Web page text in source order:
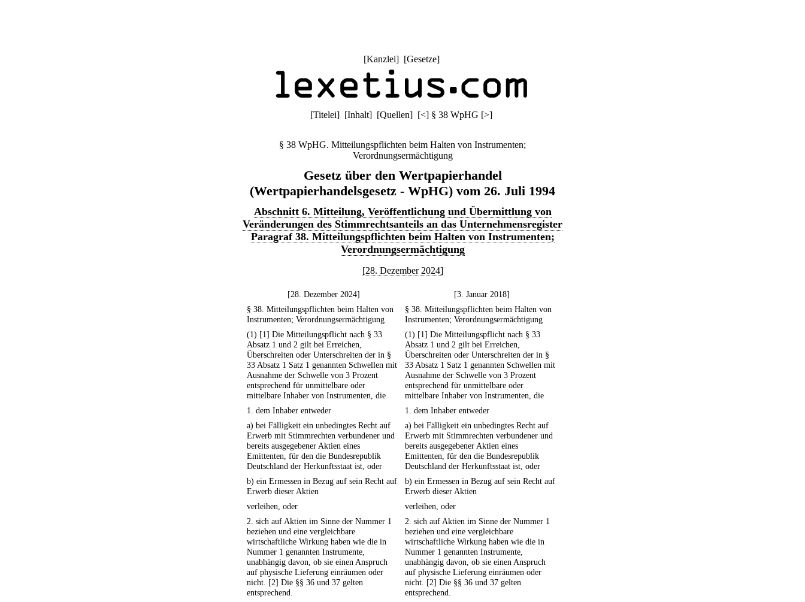
[Kanzlei] [Gesetze]
[Titelei] [Inhalt] [Quellen] [<] § 38 WpHG [>]
§ 38 WpHG. Mitteilungspflichten beim Halten von Instrumenten;
Verordnungsermächtigung
Gesetz über den Wertpapierhandel
(Wertpapierhandelsgesetz - WpHG) vom 26. Juli 1994
Abschnitt 6. Mitteilung, Veröffentlichung und Übermittlung von
Veränderungen des Stimmrechtsanteils an das Unternehmensregister
Paragraf 38. Mitteilungspflichten beim Halten von Instrumenten;
Verordnungsermächtigung
[28. Dezember 2024]
[28. Dezember 2024]
[3. Januar 2018]
§ 38. Mitteilungspflichten beim Halten von
Instrumenten; Verordnungsermächtigung
§ 38. Mitteilungspflichten beim Halten von
Instrumenten; Verordnungsermächtigung
(1) [1] Die Mitteilungspflicht nach § 33
Absatz 1 und 2 gilt bei Erreichen,
Überschreiten oder Unterschreiten der in §
33 Absatz 1 Satz 1 genannten Schwellen mit
Ausnahme der Schwelle von 3 Prozent
entsprechend für unmittelbare oder
mittelbare Inhaber von Instrumenten, die
(1) [1] Die Mitteilungspflicht nach § 33
Absatz 1 und 2 gilt bei Erreichen,
Überschreiten oder Unterschreiten der in §
33 Absatz 1 Satz 1 genannten Schwellen mit
Ausnahme der Schwelle von 3 Prozent
entsprechend für unmittelbare oder
mittelbare Inhaber von Instrumenten, die
1. dem Inhaber entweder
1. dem Inhaber entweder
a) bei Fälligkeit ein unbedingtes Recht auf
Erwerb mit Stimmrechten verbundener und
bereits ausgegebener Aktien eines
Emittenten, für den die Bundesrepublik
Deutschland der Herkunftsstaat ist, oder
a) bei Fälligkeit ein unbedingtes Recht auf
Erwerb mit Stimmrechten verbundener und
bereits ausgegebener Aktien eines
Emittenten, für den die Bundesrepublik
Deutschland der Herkunftsstaat ist, oder
b) ein Ermessen in Bezug auf sein Recht auf
Erwerb dieser Aktien
b) ein Ermessen in Bezug auf sein Recht auf
Erwerb dieser Aktien
verleihen, oder
verleihen, oder
2. sich auf Aktien im Sinne der Nummer 1
beziehen und eine vergleichbare
wirtschaftliche Wirkung haben wie die in
Nummer 1 genannten Instrumente,
unabhängig davon, ob sie einen Anspruch
auf physische Lieferung einräumen oder
nicht. [2] Die §§ 36 und 37 gelten
entsprechend.
2. sich auf Aktien im Sinne der Nummer 1
beziehen und eine vergleichbare
wirtschaftliche Wirkung haben wie die in
Nummer 1 genannten Instrumente,
unabhängig davon, ob sie einen Anspruch
auf physische Lieferung einräumen oder
nicht. [2] Die §§ 36 und 37 gelten
entsprechend.